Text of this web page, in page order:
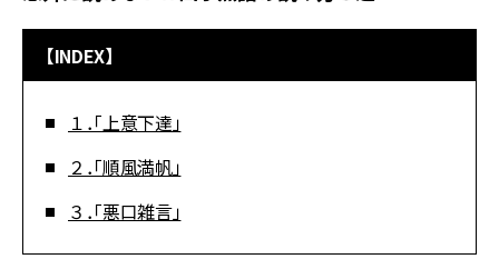
【INDEX】
１．「上意下達」
２．「順風満帆」
３．「悪口雑言」